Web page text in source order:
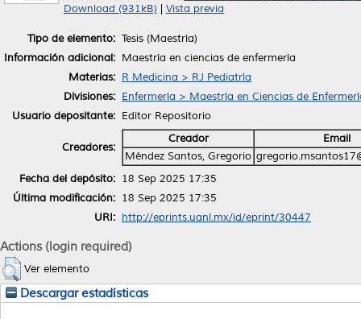
Download (931kB)
Vista previa
Tipo de elemento: Tesis (Maestría)
Información adicional: Maestría en ciencias de enfermería
Materias: R Medicina > RJ Pediatría
Divisiones: Enfermería > Maestría en Ciencias de
Usuario depositante: Editor Repositorio
Creadores:
Creador
Email
Méndez Santos, Gregorio
Fecha del depósito: 18 Sep 2025 17:35
Última modificación: 18 Sep 2025 17:35
URI: http://eprints.uanl.mx/id/eprint/30447
Actions (login required)
Ver elemento
Descargar estadísticas